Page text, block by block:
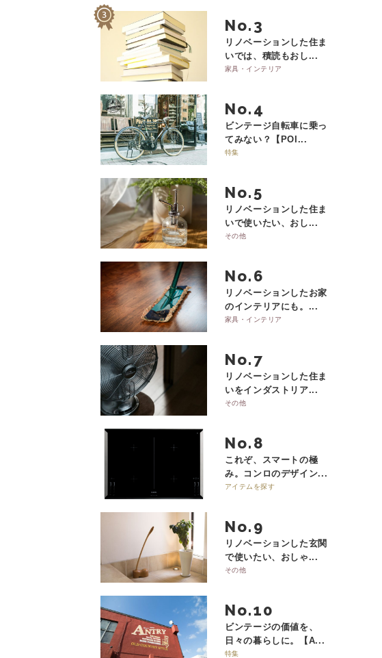
No.
リノベーションした住ま
いでは、積読もおし...
家具・インテリア
No.
ビンテージ自転車に乗っ
てみない？【POI...
特集
No.
リノベーションした住ま
いで使いたい、おし...
その他
No.
リノベーションしたお家
のインテリアにも。...
家具・インテリア
No.
リノベーションした住ま
いをインダストリア...
その他
No.
これぞ、スマートの極
み。コンロのデザイン...
アイテムを探す
No.
リノベーションした玄関
で使いたい、おしゃ...
その他
No.
ビンテージの価値を、
日々の暮らしに。【A...
特集